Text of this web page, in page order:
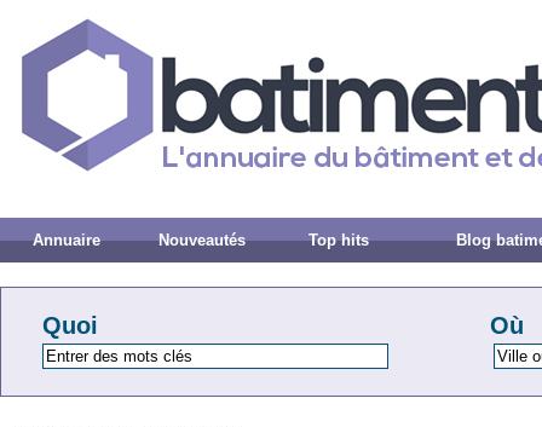
Annuaire Nouveautés Top hits Blog
Quoi Où